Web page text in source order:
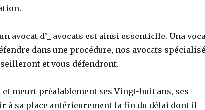
avocat d’_ avocats est ainsi essentielle. Una
dans une procédure, nos avocats
et vous défendront.
et meurt préalablement ses Vingt-huit ans, ses
à sa place antérieurement la fin du délai dont il